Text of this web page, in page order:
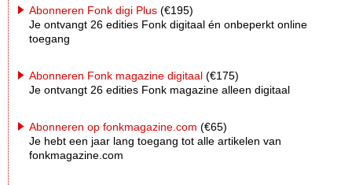
Abonneren Fonk digi Plus (€195)
Je ontvangt 26 edities Fonk digitaal én onbeperkt online
toegang
Abonneren Fonk magazine digitaal (€175)
Je ontvangt 26 edities Fonk magazine alleen digitaal
Abonneren op fonkmagazine.com (€65)
Je hebt een jaar lang toegang tot alle artikelen van
fonkmagazine.com